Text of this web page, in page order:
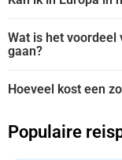
Wat is het voordeel
gaan?
Hoeveel kost een
Populaire